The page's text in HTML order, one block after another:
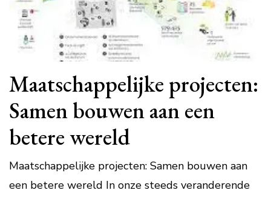
Maatschappelijke projecten:
Samen bouwen aan een
betere wereld
Maatschappelijke projecten: Samen bouwen aan
een betere wereld In onze steeds veranderende